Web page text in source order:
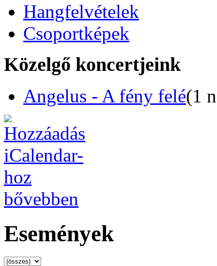
Hangfelvételek
Csoportképek
Közelgő koncertjeink
Angelus - A fény felé(1
bővebben
Események